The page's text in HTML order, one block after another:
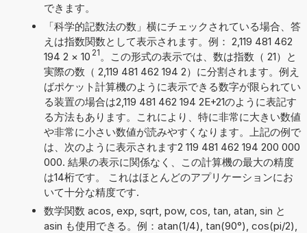
できます。
「科学的記数法の数」横にチェックされている場合、答
えは指数関数として表示されます。例： 2,119 481 462
194 2 × 10 21 。この形式の表示では、数は指数（ 21）と
実際の数（ 2,119 481 462 194 2）に分割されます。例え
ばポケット計算機のように表示できる数字が限られてい
る装置の場合は2,119 481 462 194 2E+21のように表記す
る方法もあります。これにより、特に非常に大きい数値
や非常に小さい数値が読みやすくなります。上記の例で
は、次のように表示されます2 119 481 462 194 200 000
000. 結果の表示に関係なく、この計算機の最大の精度
は14桁です。 これはほとんどのアプリケーションにお
いて十分な精度です.
数学関数 acos, exp, sqrt, pow, cos, tan, atan, sin と
asin も使用できる。例：atan(1/4), tan(90°), cos(pi/2),